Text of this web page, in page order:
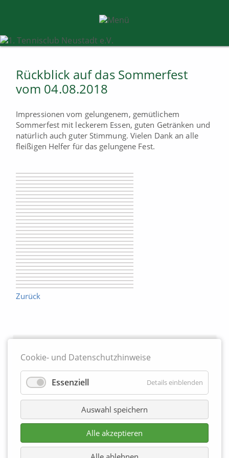
Rückblick auf das Sommerfest
vom 04.08.2018
Impressionen vom gelungenem, gemütlichem
Sommerfest mit leckerem Essen, guten Getränken und
natürlich auch guter Stimmung. Vielen Dank an alle
fleißigen Helfer für das gelungene Fest.
Zurück
Cookie- und Datenschutzhinweise
Essenziell Details einblenden
Auswahl speichern
Alle akzeptieren